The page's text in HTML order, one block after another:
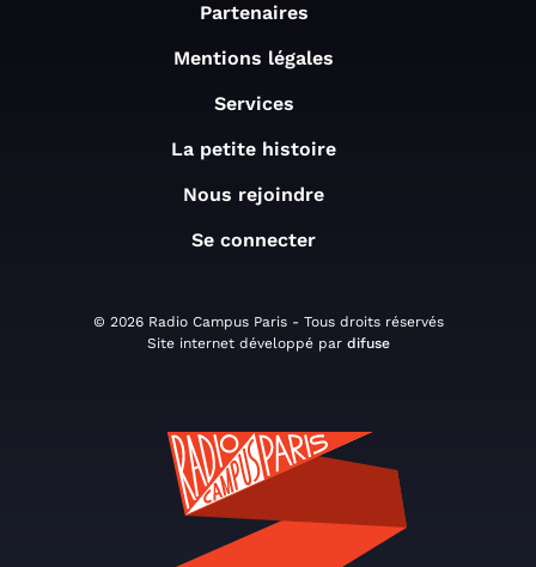
Partenaires
Mentions légales
Services
La petite histoire
Nous rejoindre
Se connecter
© 2026 Radio Campus Paris - Tous droits réservés
Site internet développé par difuse